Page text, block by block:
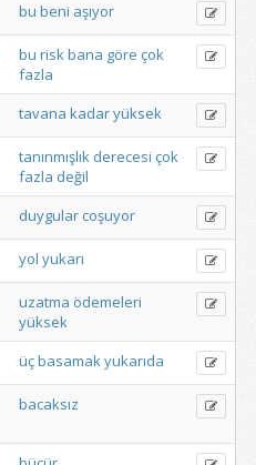
bu beni aşıyor
bu riskbana göre çok
fazla
tavana kadaryüksek
tanınmışlık derecesi çok
fazla değil
duygular coşuyor
yol yukarı
uzatma ödemeleri
yüksek
üçbasamakyukarıda
bacaksız